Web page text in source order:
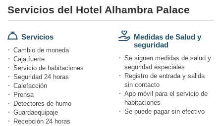
Servicios del Hotel Alhambra Palace
Servicios
Cambio de moneda
Caja fuerte
Servicio de habitaciones
Seguridad 24 horas
Calefacción
Prensa
Detectores de humo
Guardaequipaje
Recepción 24 horas
Medidas de Salud y
seguridad
Se siguen medidas de salud y
seguridad especiales
Registro de entrada y salida
sin contacto
App móvil para el servicio de
habitaciones
Se puede pagar sin efectivo